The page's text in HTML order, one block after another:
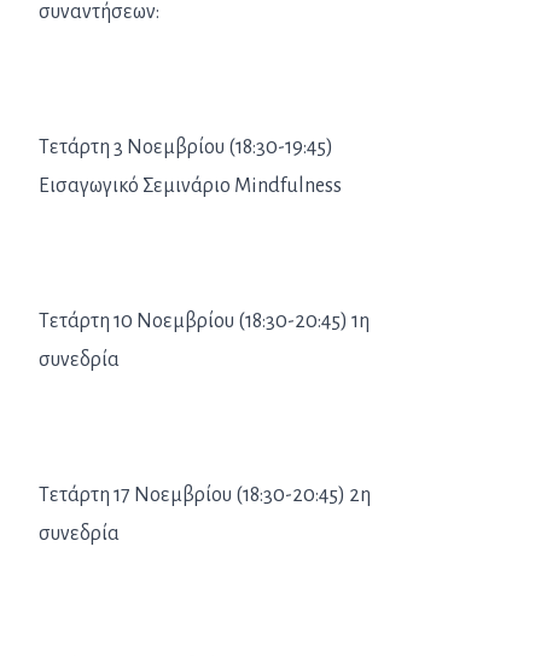
συναντήσεων:
Τετάρτη 3 Νοεμβρίου (18:30-19:45)
Εισαγωγικό Σεμινάριο Mindfulness
Τετάρτη 10 Νοεμβρίου (18:30-20:45) 1η
συνεδρία
Τετάρτη 17 Νοεμβρίου (18:30-20:45) 2η
συνεδρία